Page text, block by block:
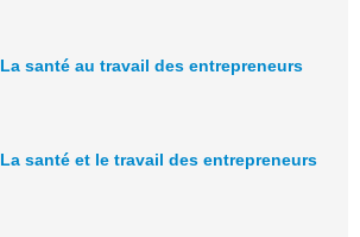
La santé au travail des entrepreneurs
La santé et le travail des entrepreneurs